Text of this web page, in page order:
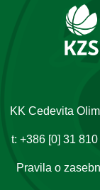
KK Cedevita
t: +386 [0] 31 810
Pravila o